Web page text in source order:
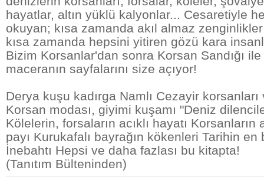
hayatlar, altın yüklü kalyonlar... Cesaretiyle
okuyan; kısa zamanda akıl almaz
kısa zamanda hepsini yitiren gözü kara
Bizim Korsanlar'dan sonra Korsan Sandığı
maceranın sayfalarını size açıyor!
Derya kuşu kadırga Namlı Cezayir
Korsan modası, giyimi kuşamı "Deniz
Kölelerin, forsaların acıklı hayatı Korsanların
payı Kurukafalı bayrağın kökenleri Tarihin
İnebahtı Hepsi ve daha fazlası bu kitapta!
(Tanıtım Bülteninden)